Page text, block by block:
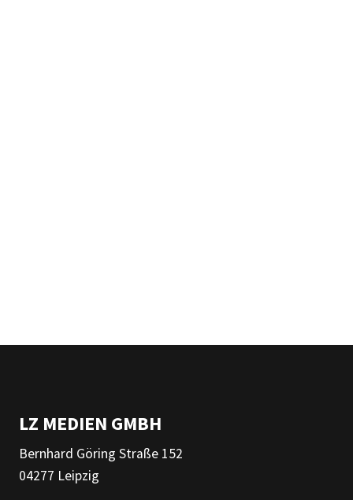
LZ MEDIEN GMBH
Bernhard Göring Straße 152
04277 Leipzig